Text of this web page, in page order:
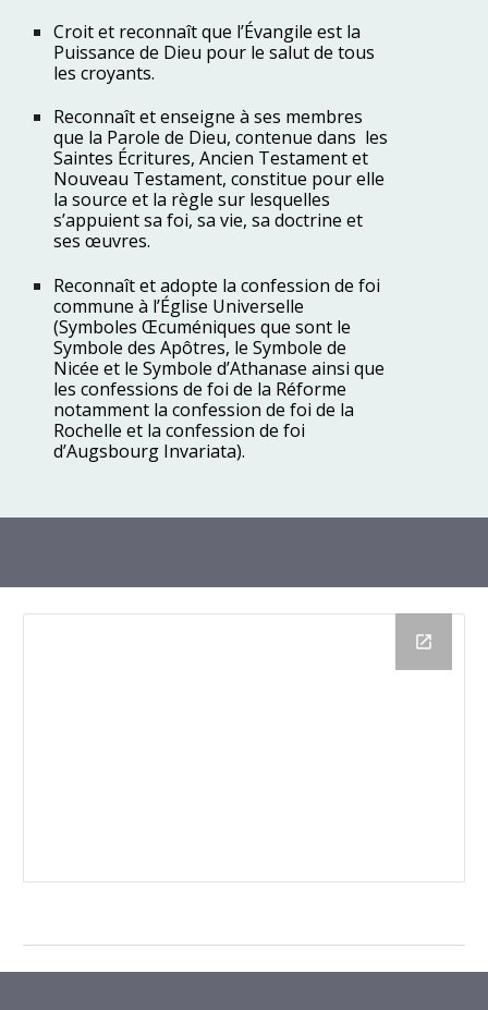
Croit et reconnaît que l’Évangile est la
Puissance de Dieu pour le salut de tous
les croyants.
Reconnaît et enseigne à ses membres
que la Parole de Dieu, contenue dans les
Saintes Écritures, Ancien Testament et
Nouveau Testament, constitue pour elle
la source et la règle sur lesquelles
s’appuient sa foi, sa vie, sa doctrine et
ses œuvres.
Reconnaît et adopte la confession de foi
commune à l’Église Universelle
(Symboles Œcuméniques que sont le
Symbole des Apôtres, le Symbole de
Nicée et le Symbole d’Athanase ainsi que
les confessions de foi de la Réforme
notamment la confession de foi de la
Rochelle et la confession de foi
d’Augsbourg Invariata).